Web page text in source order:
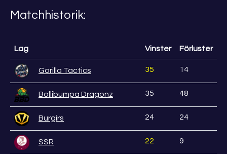
Matchhistorik:
Lag Vinster Förluster
Gorilla Tactics 35 14
Bollibumpa Dragonz 35 48
Burgirs 24 24
SSR 22 9